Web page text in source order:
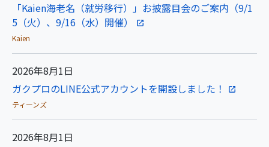
「Kaien海老名（就労移行）」お披露目会のご案内（9/1
5（火）、9/16（水）開催）
Kaien
2026年8月1日
ガクプロのLINE公式アカウントを開設しました！
ティーンズ
2026年8月1日